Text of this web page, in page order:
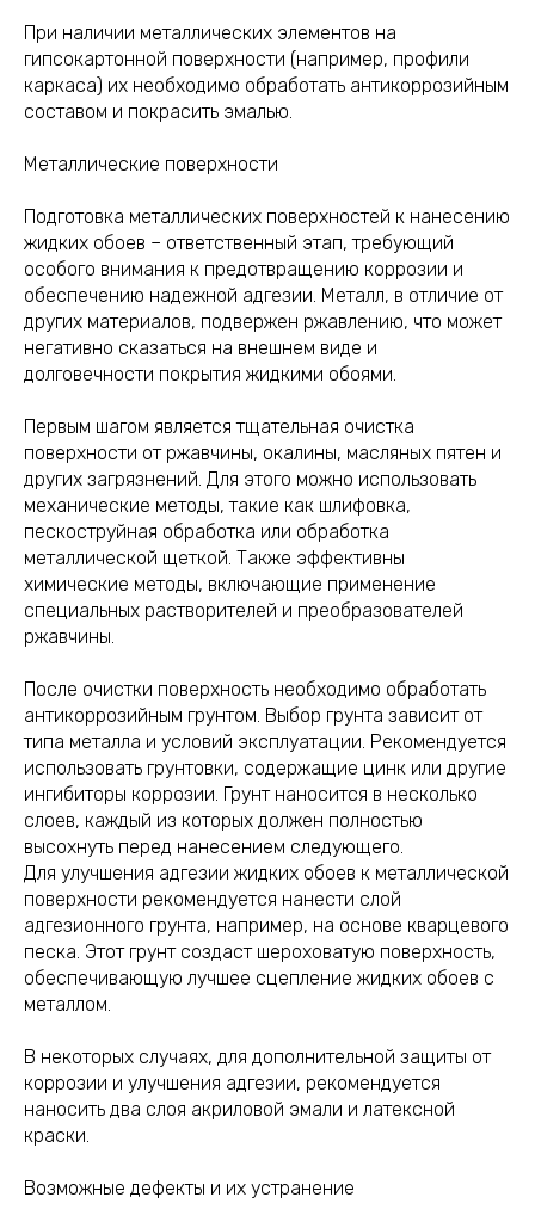
При наличии металлических элементов на
гипсокартонной поверхности (например, профили
каркаса) их необходимо обработать антикоррозийным
составом и покрасить эмалью.
Металлические поверхности
Подготовка металлических поверхностей к нанесению
жидких обоев – ответственный этап, требующий
особого внимания к предотвращению коррозии и
обеспечению надежной адгезии. Металл, в отличие от
других материалов, подвержен ржавлению, что может
негативно сказаться на внешнем виде и
долговечности покрытия жидкими обоями.
Первым шагом является тщательная очистка
поверхности от ржавчины, окалины, масляных пятен и
других загрязнений. Для этого можно использовать
механические методы, такие как шлифовка,
пескоструйная обработка или обработка
металлической щеткой. Также эффективны
химические методы, включающие применение
специальных растворителей и преобразователей
ржавчины.
После очистки поверхность необходимо обработать
антикоррозийным грунтом. Выбор грунта зависит от
типа металла и условий эксплуатации. Рекомендуется
использовать грунтовки, содержащие цинк или другие
ингибиторы коррозии. Грунт наносится в несколько
слоев, каждый из которых должен полностью
высохнуть перед нанесением следующего.
Для улучшения адгезии жидких обоев к металлической
поверхности рекомендуется нанести слой
адгезионного грунта, например, на основе кварцевого
песка. Этот грунт создаст шероховатую поверхность,
обеспечивающую лучшее сцепление жидких обоев с
металлом.
В некоторых случаях, для дополнительной защиты от
коррозии и улучшения адгезии, рекомендуется
наносить два слоя акриловой эмали и латексной
краски.
Возможные дефекты и их устранение